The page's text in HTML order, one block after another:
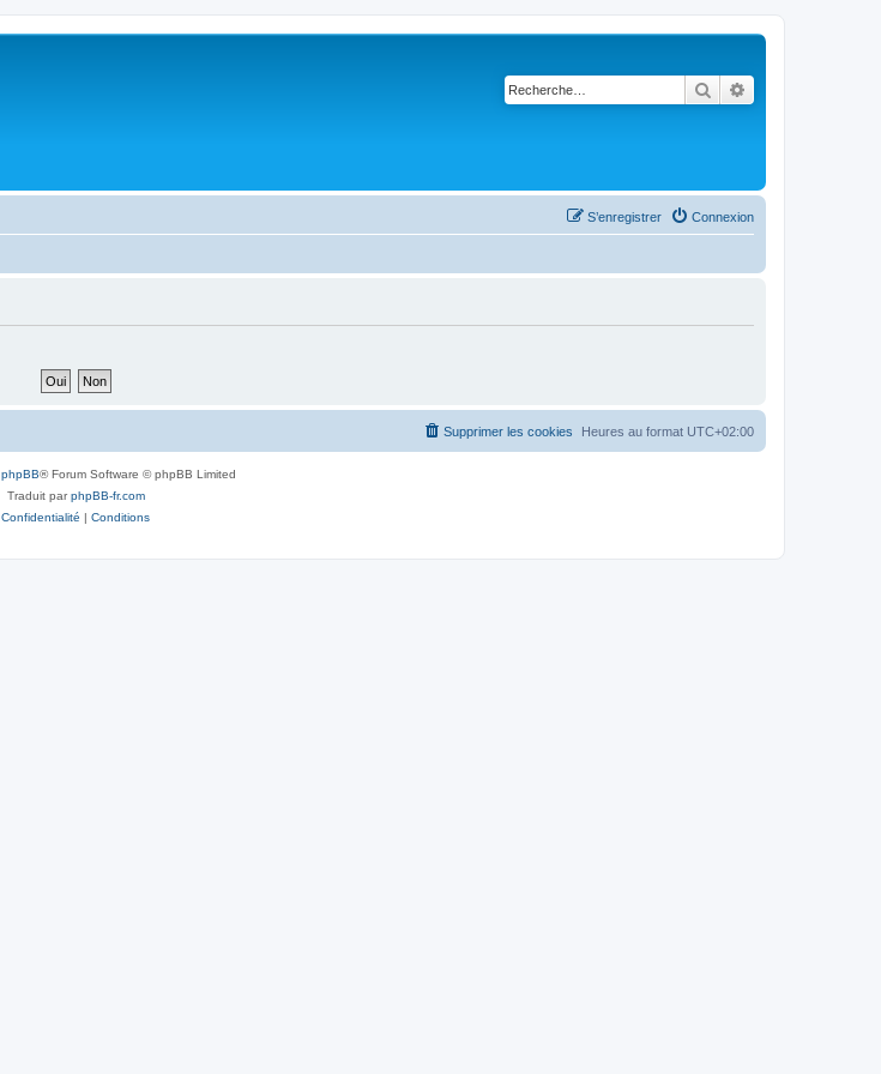
Rechercher
Connexion
S’enregistrer
Heures au format UTC+02:00
Supprimer les cookies
phpBB® Forum Software © phpBB Limited
Traduit parphpBB-fr.com
Confidentialité | Conditions